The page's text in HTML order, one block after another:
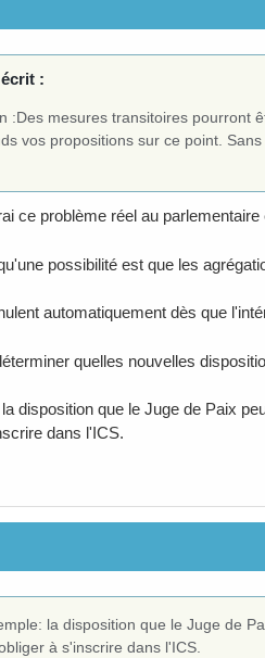
:
:Des mesures transitoires pourront
vos propositions sur ce point.
ce problème réel au
possibilité est que les
automatiquement dès que
quelles nouvelles
disposition que le Juge de Paix
dans l'ICS.
la disposition que le Juge de
à s'inscrire dans l'ICS.